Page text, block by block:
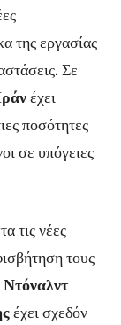
της εργασίας
Σε
έχει
ποσότητες
σε υπόγειες
τις νέες
τους
Ντόναλντ
έχει σχεδόν